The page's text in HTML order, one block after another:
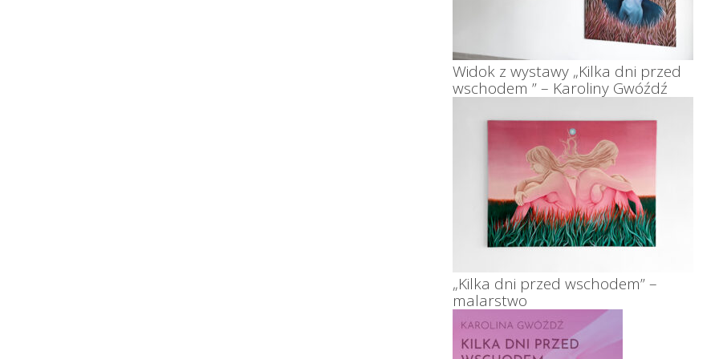
Widok z wystawy „Kilka dni przed
wschodem ” – Karoliny Gwóźdź
„Kilka dni przed wschodem” –
malarstwo